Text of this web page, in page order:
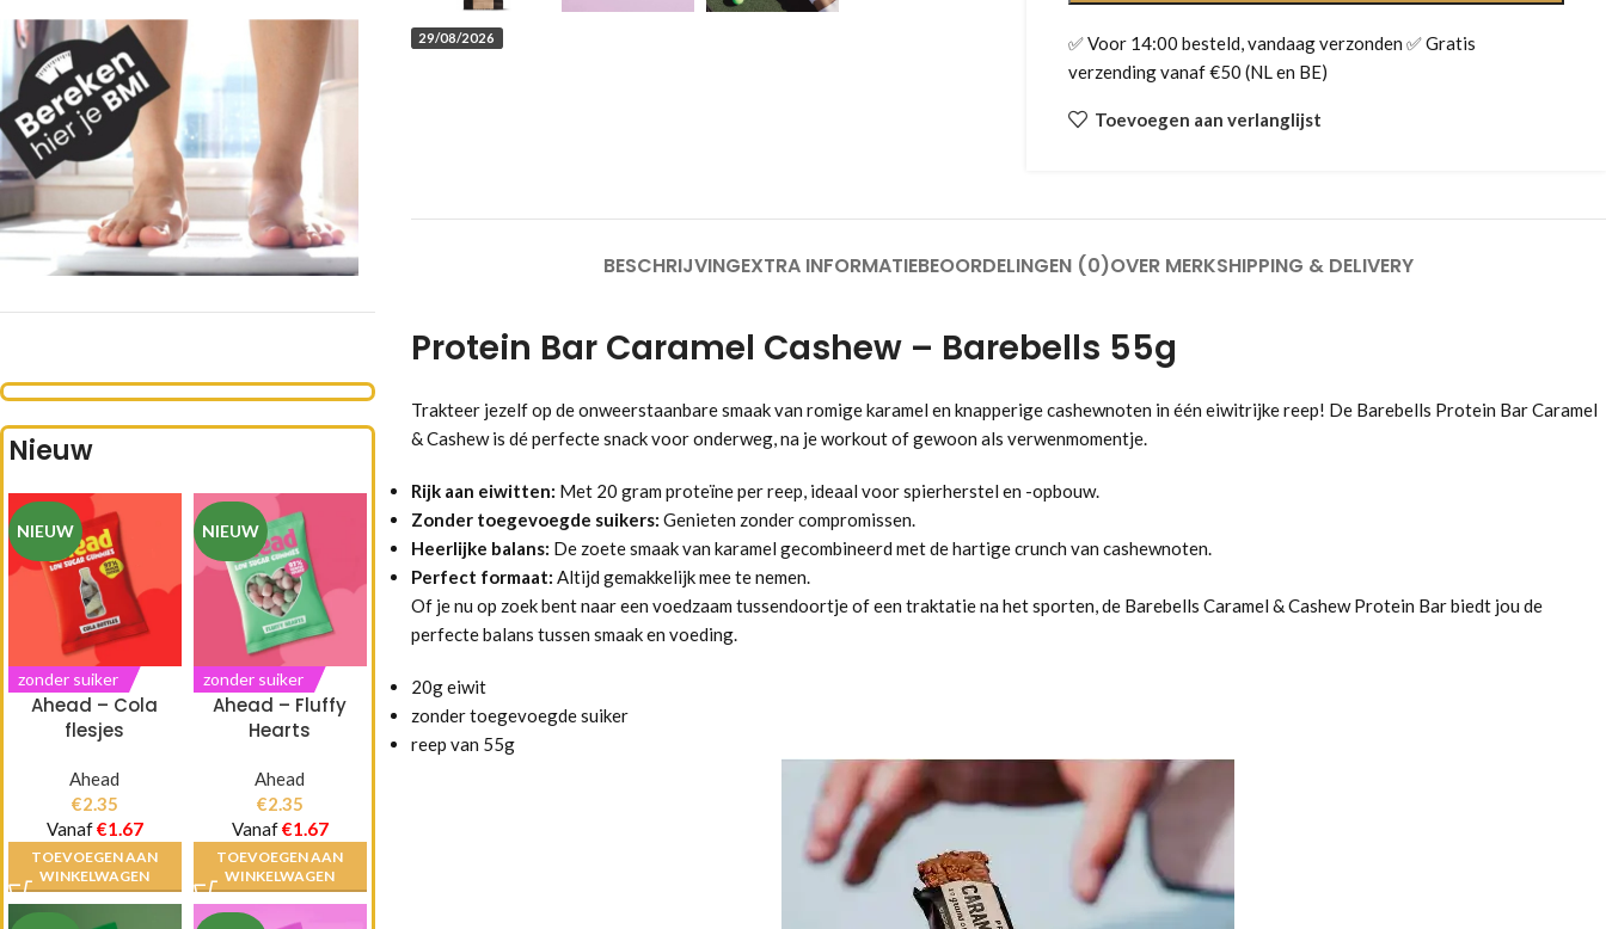
Nieuw
NIEUW
zonder suiker
Ahead – Cola
flesjes
Ahead
€2.35
Vanaf€1.67
TOEVOEGEN AAN
WINKELWAGEN
NIEUW
zonder suiker
Ahead – Fluffy
Hearts
Ahead
€2.35
Vanaf€1.67
TOEVOEGEN AAN
WINKELWAGEN
29/08/2026
✅ Voor 14:00 besteld, vandaag verzonden ✅ Gratis
verzending vanaf €50 (NL en BE)
Toevoegen aan verlanglijst
BESCHRIJVINGEXTRA INFORMATIEBEOORDELINGEN (0)OVER MERKSHIPPING & DELIVERY
Protein Bar Caramel Cashew – Barebells 55g
Trakteer jezelf op de onweerstaanbare smaak van romige karamel en knapperige cashewnoten in één eiwitrijke reep! De Barebells Protein Bar Caramel
& Cashew is dé perfecte snack voor onderweg, na je workout of gewoon als verwenmomentje.
Rijk aan eiwitten: Met 20 gram proteïne per reep, ideaal voor spierherstel en -opbouw.
Zonder toegevoegde suikers: Genieten zonder compromissen.
Heerlijke balans: De zoete smaak van karamel gecombineerd met de hartige crunch van cashewnoten.
Perfect formaat: Altijd gemakkelijk mee te nemen.
Of je nu op zoek bent naar een voedzaam tussendoortje of een traktatie na het sporten, de Barebells Caramel & Cashew Protein Bar biedt jou de
perfecte balans tussen smaak en voeding.
20g eiwit
zonder toegevoegde suiker
reep van 55g